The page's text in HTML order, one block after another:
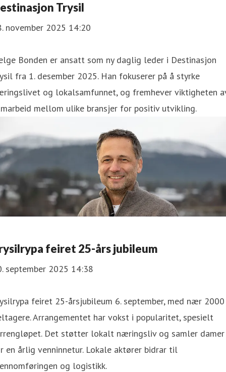
Trysil
november 2025 14:20
Bonden er ansatt som ny daglig leder i Destinasjon
fra 1. desember 2025. Han fokuserer på å styrke
og lokalsamfunnet, og fremhever viktigheten
mellom ulike bransjer for positiv utvikling.
feiret 25-års jubileum
september 2025 14:38
feiret 25-årsjubileum 6. september, med nær 2000
Arrangementet har vokst i popularitet, spesielt
Det støtter lokalt næringsliv og samler damer
en årlig venninnetur. Lokale aktører bidrar til
og logistikk.